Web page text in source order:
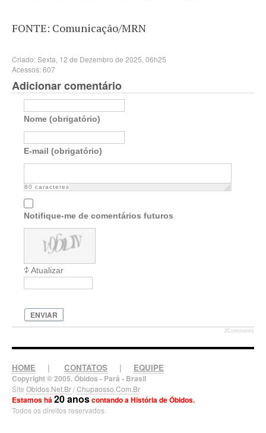
FONTE: Comunicação/MRN
Criado: Sexta, 12 de Dezembro de 2025, 06h25
Acessos: 607
Adicionar comentário
Nome (obrigatório)
E-mail (obrigatório)
80 caracteres
Notifique-me de comentários futuros
Atualizar
ENVIAR
JComments
HOME | CONTATOS | EQUIPE
Copyright © 2005. Óbidos - Pará - Brasil
Site Obidos.Net.Br/Chupaosso.Com.Br
Estamos há20 anoscontando a História de Óbidos.
Todos os direitos reservados.